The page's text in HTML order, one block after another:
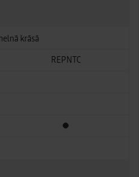
krāsā
REPNTC
Standarta aprīkojums